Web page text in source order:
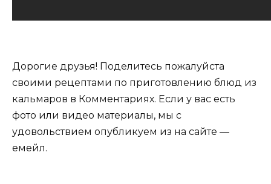
Дорогие друзья! Поделитесь пожалуйста
своими рецептами по приготовлению блюд из
кальмаров в Комментариях. Если у вас есть
фото или видео материалы, мы с
удовольствием опубликуем из на сайте —
емейл.